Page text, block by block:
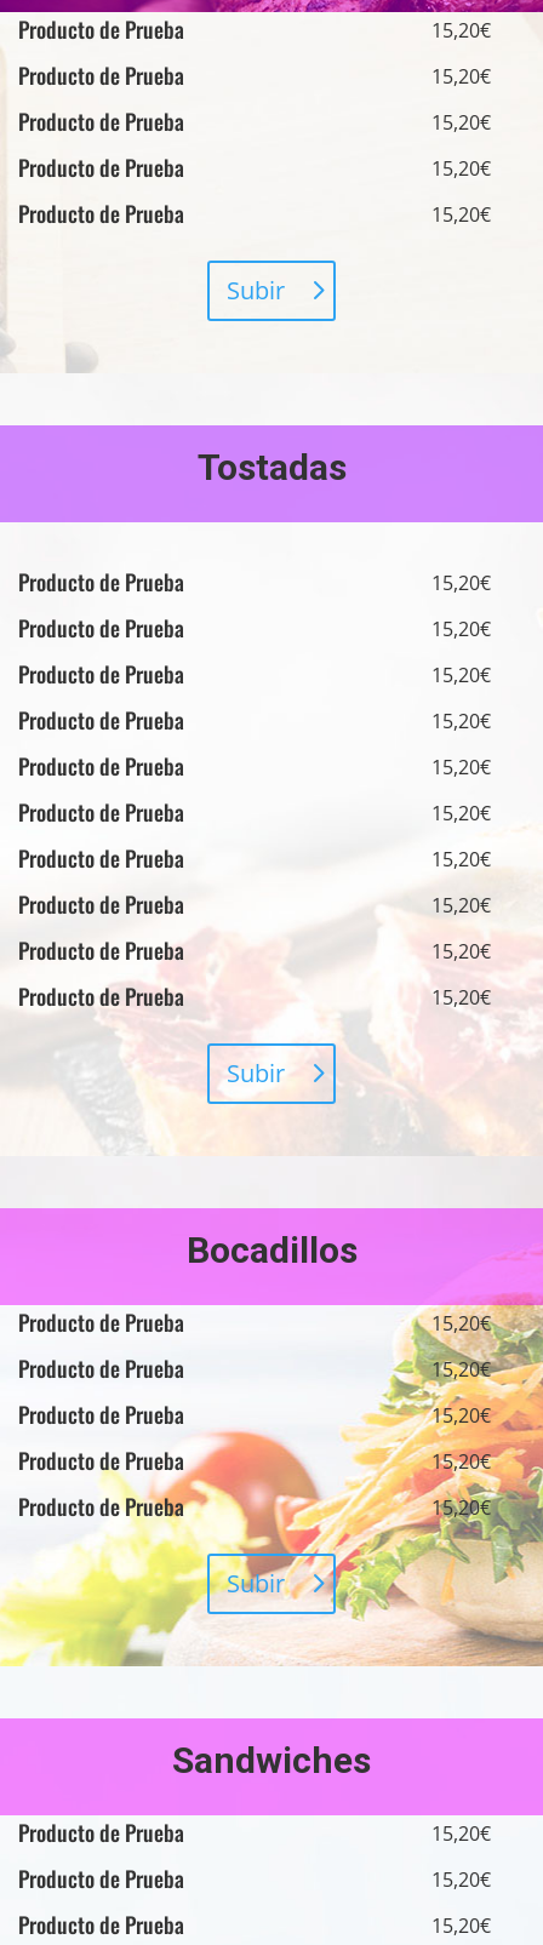
Producto de Prueba 15,20€
Producto de Prueba 15,20€
Producto de Prueba 15,20€
Producto de Prueba 15,20€
Producto de Prueba 15,20€
Subir
Tostadas
Producto de Prueba 15,20€
Producto de Prueba 15,20€
Producto de Prueba 15,20€
Producto de Prueba 15,20€
Producto de Prueba 15,20€
Producto de Prueba 15,20€
Producto de Prueba 15,20€
Producto de Prueba 15,20€
Producto de Prueba 15,20€
Producto de Prueba 15,20€
Subir
Bocadillos
Producto de Prueba 15,20€
Producto de Prueba 15,20€
Producto de Prueba 15,20€
Producto de Prueba 15,20€
Producto de Prueba 15,20€
Subir
Sandwiches
Producto de Prueba 15,20€
Producto de Prueba 15,20€
Producto de Prueba 15,20€